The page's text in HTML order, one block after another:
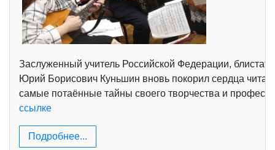
Заслуженный учитель Российской Федерации,
Юрий Борисович Куньшин вновь покорил сердца
самые потаённые тайны своего творчества и
ссылке
Подробнее...